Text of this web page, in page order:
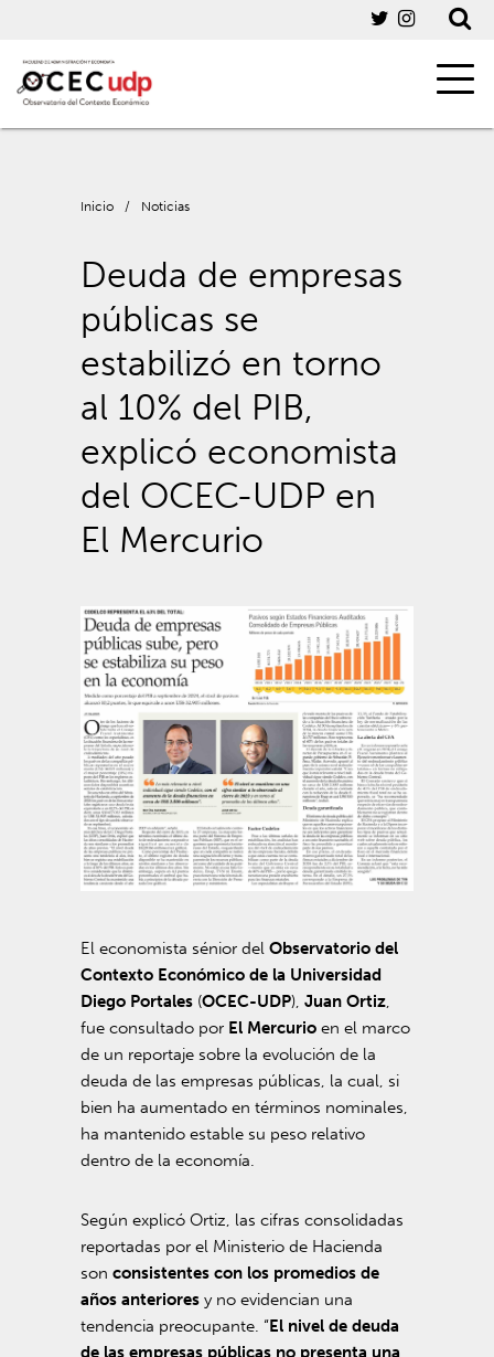
Inicio / Noticias
Deuda de empresas
públicas se
estabilizó en torno
al 10% del PIB,
explicó economista
del OCEC-UDP en
El Mercurio
El economista sénior delObservatorio del
Contexto Económico de la Universidad
Diego Portales (OCEC-UDP),Juan Ortiz,
fue consultado por El Mercurio en el marco
de un reportaje sobre la evolución de la
deuda de las empresas públicas, la cual, si
bien ha aumentado en términos nominales,
ha mantenido estable su peso relativo
dentro de la economía.
Según explicó Ortiz, las cifras consolidadas
reportadas por el Ministerio de Hacienda
sonconsistentes con los promedios de
años anteriores y no evidencian una
tendencia preocupante. “El nivel de deuda
de las empresas públicas no presenta una